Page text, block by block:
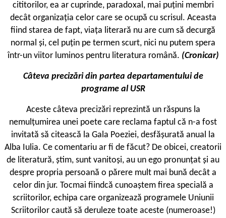
cititorilor, ea ar cuprinde, paradoxal, mai puțini membri
decât organizația celor care se ocupă cu scrisul. Aceasta
fiind starea de fapt, viața literară nu are cum să decurgă
normal și, cel puțin pe termen scurt, nici nu putem spera
într-un viitor luminos pentru literatura română. (Cronicar)
Câteva precizări din partea departamentului de
programe al USR
Aceste câteva precizări reprezintă un răspuns la
nemulțumirea unei poete care reclama faptul că n-a fost
invitată să citească la Gala Poeziei, desfășurată anual la
Alba Iulia. Ce comentariu ar fi de făcut? De obicei, creatorii
de literatură, știm, sunt vanitoși, au un ego pronunțat și au
despre propria persoană o părere mult mai bună decât a
celor din jur. Tocmai fiindcă cunoaștem firea specială a
scriitorilor, echipa care organizează programele Uniunii
Scriitorilor caută să deruleze toate aceste (numeroase!)